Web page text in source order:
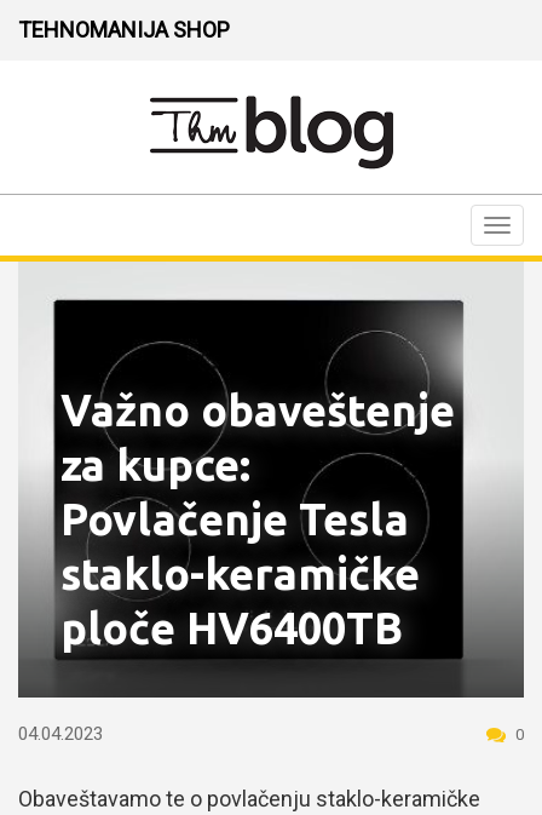
TEHNOMANIJA SHOP
Važno obaveštenje
za kupce:
Povlačenje Tesla
staklo-keramičke
ploče HV6400TB
04.04.2023 0
Obaveštavamo te o povlačenju staklo-keramičke